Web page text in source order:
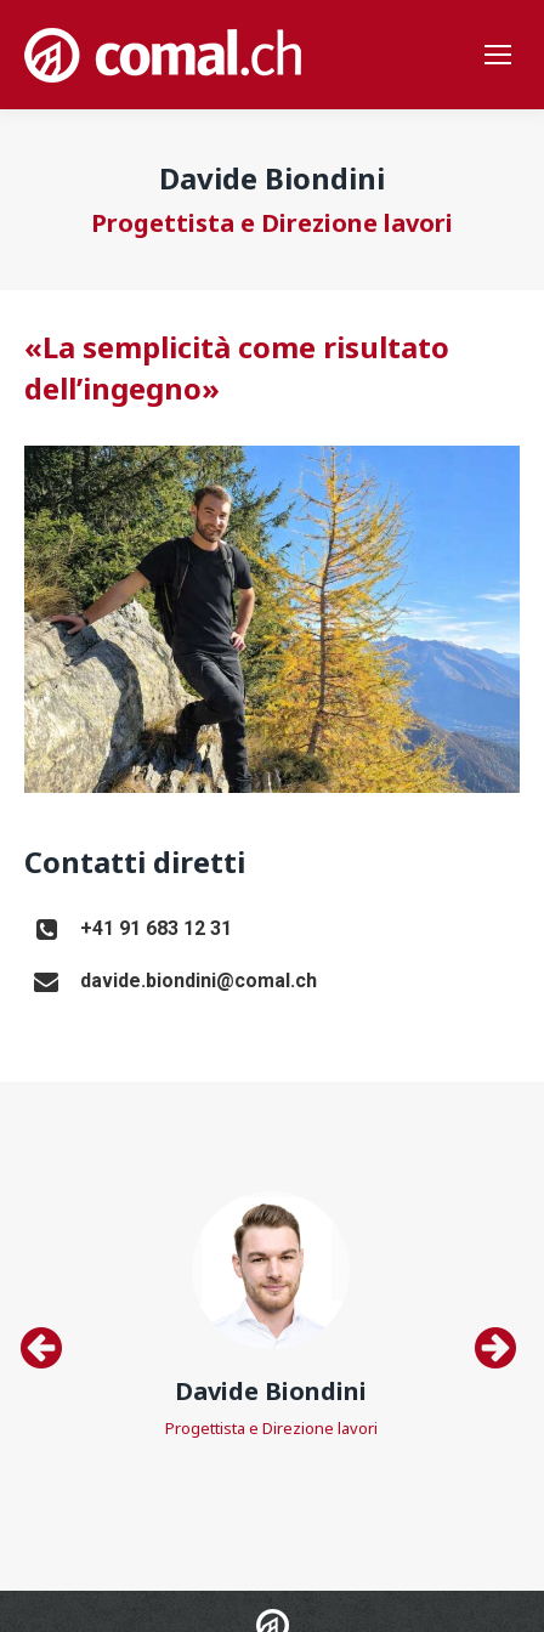
Davide Biondini
Progettista e Direzione lavori
«La semplicità come risultato
dell’ingegno»
Contatti diretti
+41 91 683 12 31
davide.biondini@comal.ch
Davide Biondini
Progettista e Direzione lavori